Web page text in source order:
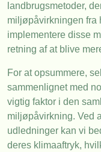
landbrugsmetoder,
miljøpåvirkningen fra
implementere disse
retning af at blive
For at opsummere,
sammenlignet med
vigtig faktor i den
miljøpåvirkning. Ved
udledninger kan vi
deres klimaaftryk,